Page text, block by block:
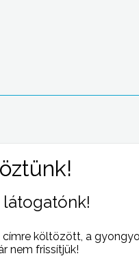
ígérte: több járőr lesz
látogatónk!
címre költözött, a
nem frissítjük!